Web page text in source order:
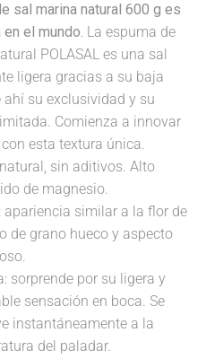
sal marina natural 600 g es
en el mundo. La espuma de
POLASAL es una sal
ligera gracias a su baja
ahí su exclusividad y su
Comienza a innovar
esta textura única.
sin aditivos. Alto
de magnesio.
apariencia similar a la flor de
de grano hueco y aspecto
sorprende por su ligera y
sensación en boca. Se
instantáneamente a la
del paladar.